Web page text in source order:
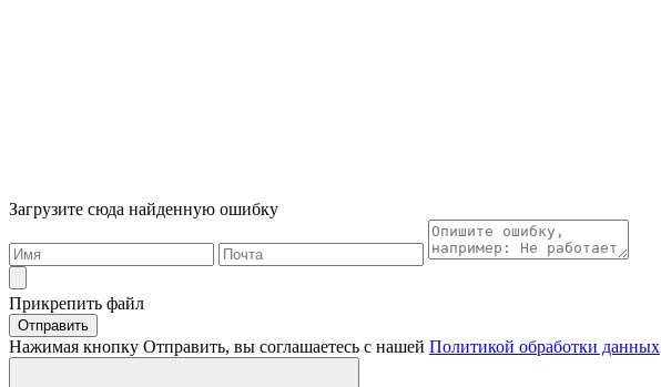
Загрузите сюда найденную ошибку
Прикрепить файл
Отправить
Нажимая кнопку Отправить, вы соглашаетесь с нашей Политикой обработки данных